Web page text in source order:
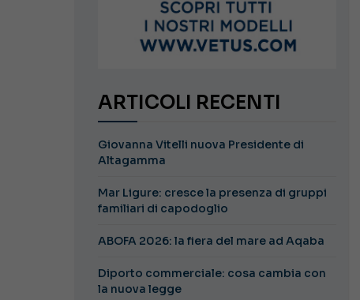
ARTICOLI RECENTI
Giovanna Vitelli nuova Presidente di
Altagamma
Mar Ligure: cresce la presenza di gruppi
familiari di capodoglio
ABOFA 2026: la fiera del mare ad Aqaba
Diporto commerciale: cosa cambia con
la nuova legge